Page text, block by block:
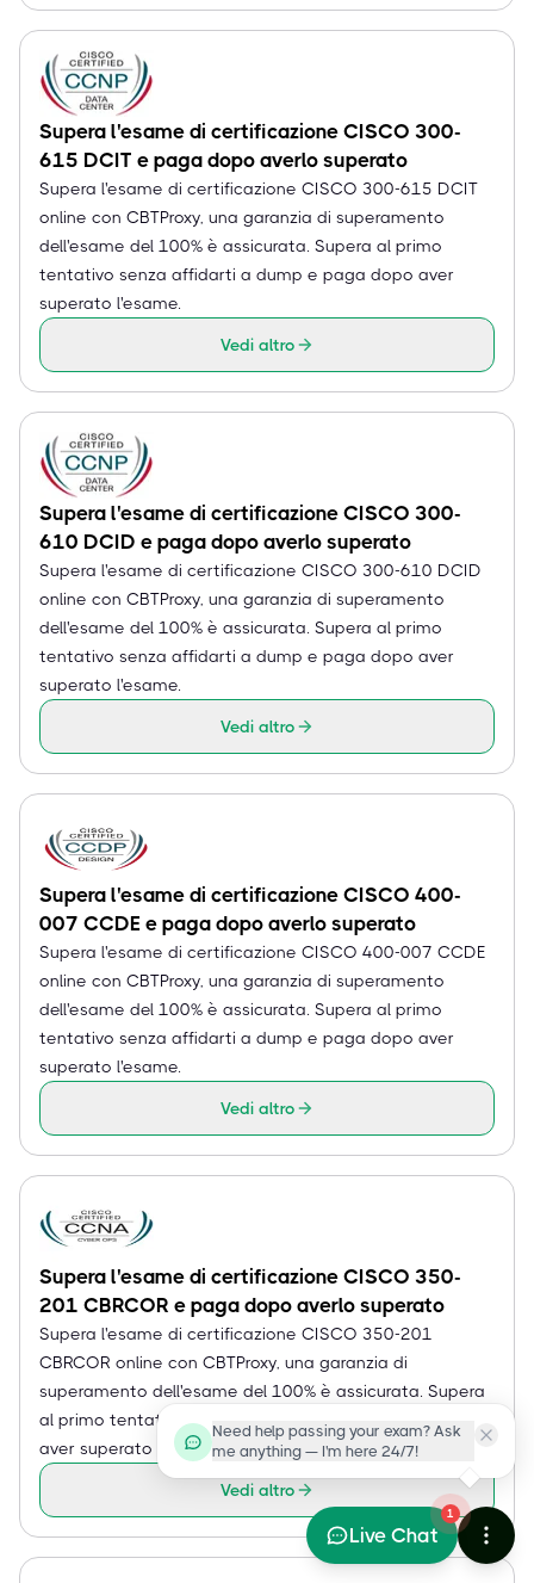
Supera l'esame di certificazione CISCO 300-
615 DCIT e paga dopo averlo superato
Supera l'esame di certificazione CISCO 300-615 DCIT
online con CBTProxy, una garanzia di superamento
dell'esame del 100% è assicurata. Supera al primo
tentativo senza affidarti a dump e paga dopo aver
superato l'esame.
Vedi altro
Supera l'esame di certificazione CISCO 300-
610 DCID e paga dopo averlo superato
Supera l'esame di certificazione CISCO 300-610 DCID
online con CBTProxy, una garanzia di superamento
dell'esame del 100% è assicurata. Supera al primo
tentativo senza affidarti a dump e paga dopo aver
superato l'esame.
Vedi altro
Supera l'esame di certificazione CISCO 400-
007 CCDE e paga dopo averlo superato
Supera l'esame di certificazione CISCO 400-007 CCDE
online con CBTProxy, una garanzia di superamento
dell'esame del 100% è assicurata. Supera al primo
tentativo senza affidarti a dump e paga dopo aver
superato l'esame.
Vedi altro
Supera l'esame di certificazione CISCO 350-
201 CBRCOR e paga dopo averlo superato
Supera l'esame di certificazione CISCO 350-201
CBRCOR online con CBTProxy, una garanzia di
superamento dell'esame del 100% è assicurata. Supera
al primo tentativo senza affidarti a dump e paga dopo
aver superato l'esame.
Vedi altro
Need help passing your exam? Ask
me anything — I'm here 24/7!
1
Live Chat